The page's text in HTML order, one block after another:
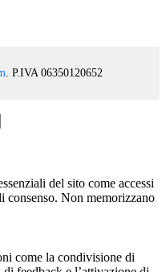
. P.IVA 06350120652
del sito come accessi
consenso. Non memorizzano
come la condivisione di